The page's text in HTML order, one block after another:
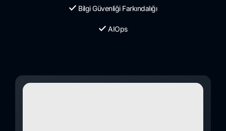
Bilgi Güvenliği Farkındalığı
AIOps